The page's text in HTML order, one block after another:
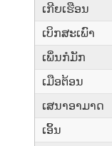
ເກີຍເຮືອນ
ເບິກສະເພົາ
ເພິ່ນກໍມັກ
ເມືອຕ້ອນ
ເສນາອາມາດ
ເອິ້ນ